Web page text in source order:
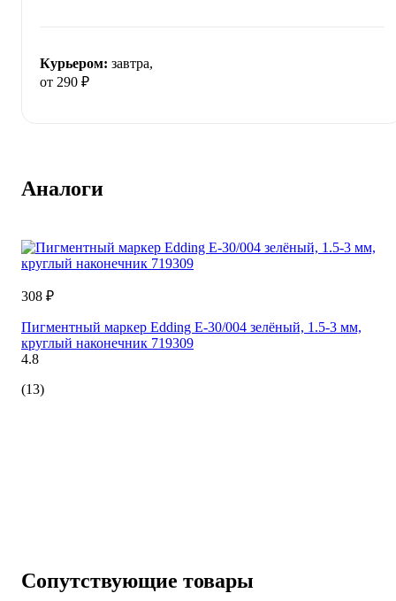
Курьером: завтра,
от 290 ₽
Аналоги
308 ₽
Пигментный маркер Edding E-30/004 зелёный, 1.5-3 мм,
круглый наконечник 719309
4.8
(13)
Сопутствующие товары